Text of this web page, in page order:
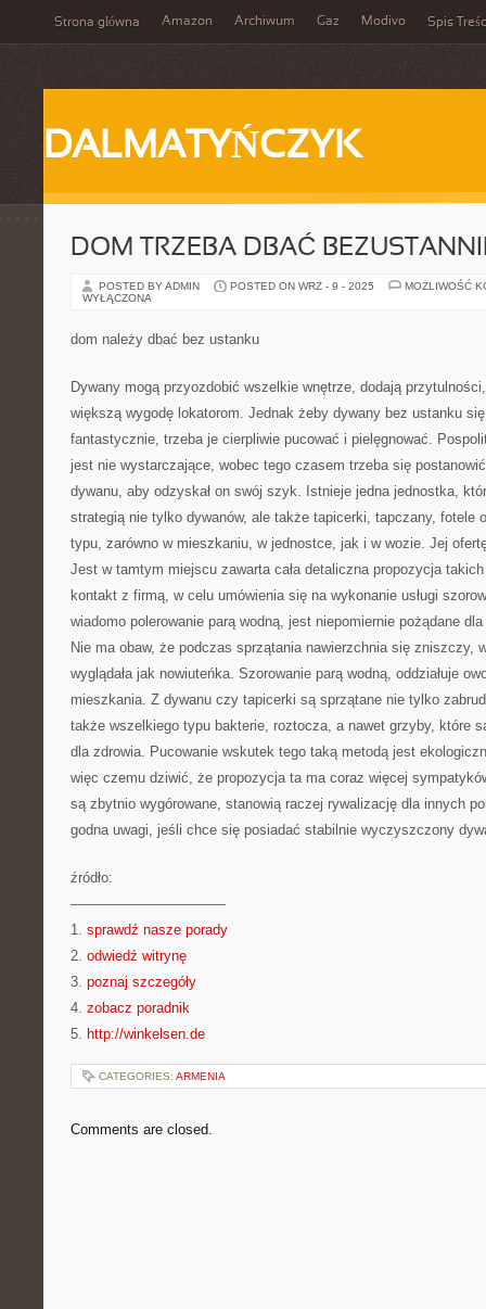
Strona główna Amazon Archiwum Gaz Modivo Spis
DALMATYŃCZYK
DOM TRZEBA DBAĆ
POSTED BY ADMIN POSTED ON WRZ - 9 - 2025
MOŻLIWOŚĆ
WYŁĄCZONA
dom należy dbać bez ustanku
Dywany mogą przyozdobić wszelkie wnętrze, dodają
większą wygodę lokatorom. Jednak żeby dywany bez ustanku się
fantastycznie, trzeba je cierpliwie pucować i pielęgnować.
jest nie wystarczające, wobec tego czasem trzeba się
dywanu, aby odzyskał on swój szyk. Istnieje jedna jednostka,
strategią nie tylko dywanów, ale także tapicerki, tapczany, fotele
typu, zarówno w mieszkaniu, w jednostce, jak i w wozie. Jej
Jest w tamtym miejscu zawarta cała detaliczna propozycja
kontakt z firmą, w celu umówienia się na wykonanie usługi
wiadomo polerowanie parą wodną, jest niepomiernie pożądane
Nie ma obaw, że podczas sprzątania nawierzchnia się zniszczy,
wyglądała jak nowiuteńka. Szorowanie parą wodną, oddziałuje
mieszkania. Z dywanu czy tapicerki są sprzątane nie tylko
także wszelkiego typu bakterie, roztocza, a nawet grzyby, które
dla zdrowia. Pucowanie wskutek tego taką metodą jest
więc czemu dziwić, że propozycja ta ma coraz więcej
są zbytnio wygórowane, stanowią raczej rywalizację dla innych
godna uwagi, jeśli chce się posiadać stabilnie wyczyszczony
źródło:
———————————
1. sprawdź nasze porady
2. odwiedź witrynę
3. poznaj szczegóły
4. zobacz poradnik
5. http://winkelsen.de
CATEGORIES: ARMENIA
Comments are closed.